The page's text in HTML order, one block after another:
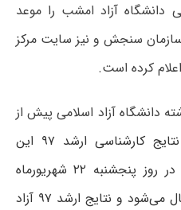
دانشگاه آزاد امشب را موعد
سازمان سنجش و نیز سایت مرکز
کرده است.
دانشگاه آزاد اسلامی پیش از
تأخیر چندباره در زمان اعلام نتایج کارشناسی ارشد ۹۷ این
در روز پنجشنبه ۲۲ شهریورماه
نتایج برای سازمان سنجش ارسال می‌شود و نتایج ارشد ۹۷ آزاد